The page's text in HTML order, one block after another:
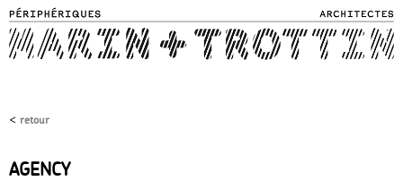
main
content
< retour
AGENCY